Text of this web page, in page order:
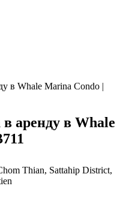
в Whale Marina Condo |
аренду в Whale
Thian, Sattahip District,